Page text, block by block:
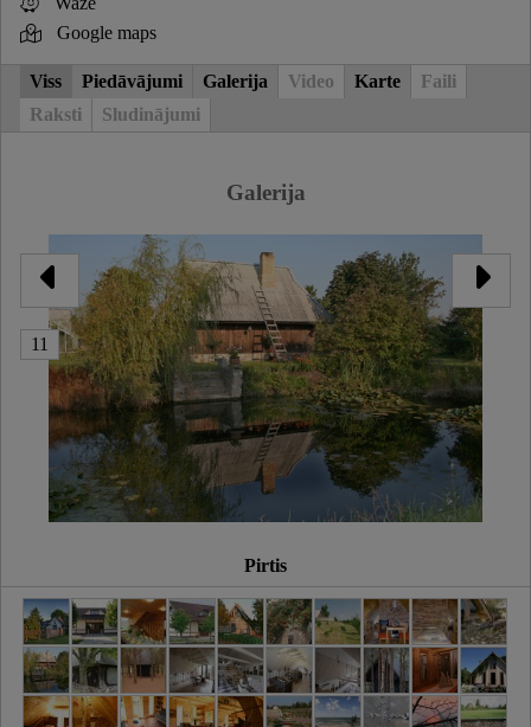
Google maps
Viss Piedāvājumi Galerija Video Karte
Faili
Raksti
Sludinājumi
Galerija
11
Pirtis